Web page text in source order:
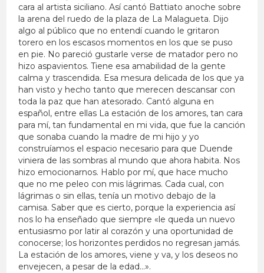
cara al artista siciliano. Así cantó Battiato anoche sobre
la arena del ruedo de la plaza de La Malagueta. Dijo
algo al público que no entendí cuando le gritaron
torero en los escasos momentos en los que se puso
en pie. No pareció gustarle verse de matador pero no
hizo aspavientos. Tiene esa amabilidad de la gente
calma y trascendida. Esa mesura delicada de los que ya
han visto y hecho tanto que merecen descansar con
toda la paz que han atesorado. Cantó alguna en
español, entre ellas La estación de los amores, tan cara
para mí, tan fundamental en mi vida, que fue la canción
que sonaba cuando la madre de mi hijo y yo
construíamos el espacio necesario para que Duende
viniera de las sombras al mundo que ahora habita. Nos
hizo emocionarnos. Hablo por mí, que hace mucho
que no me peleo con mis lágrimas. Cada cual, con
lágrimas o sin ellas, tenía un motivo debajo de la
camisa. Saber que es cierto, porque la experiencia así
nos lo ha enseñado que siempre «le queda un nuevo
entusiasmo por latir al corazón y una oportunidad de
conocerse; los horizontes perdidos no regresan jamás.
La estación de los amores, viene y va, y los deseos no
envejecen, a pesar de la edad…».